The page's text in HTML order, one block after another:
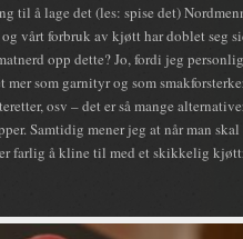
til å lage det (les: spise det)
vårt forbruk av kjøtt har doblet seg
opp dette? Jo, fordi jeg
som garnityr og som
osv – det er så mange
Samtidig mener jeg at når man
farlig å kline til med et skikkelig